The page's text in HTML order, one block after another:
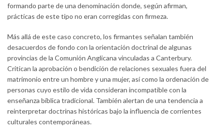
formando parte de una denominación donde, según afirman,
prácticas de este tipo no eran corregidas con firmeza.
Más allá de este caso concreto, los firmantes señalan también
desacuerdos de fondo con la orientación doctrinal de algunas
provincias de la Comunión Anglicana vinculadas a Canterbury.
Critican la aprobación o bendición de relaciones sexuales fuera del
matrimonio entre un hombre y una mujer, así como la ordenación de
personas cuyo estilo de vida consideran incompatible con la
enseñanza bíblica tradicional. También alertan de una tendencia a
reinterpretar doctrinas históricas bajo la influencia de corrientes
culturales contemporáneas.